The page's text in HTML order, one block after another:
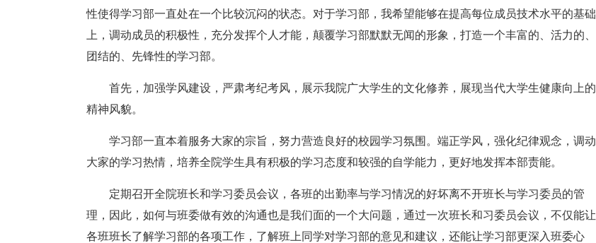
性使得学习部一直处在一个比较沉闷的状态。对于学习部，我希望能够在提高每位成员技术水平的基础
上，调动成员的积极性，充分发挥个人才能，颠覆学习部默默无闻的形象，打造一个丰富的、活力的、
团结的、先锋性的学习部。
首先，加强学风建设，严肃考纪考风，展示我院广大学生的文化修养，展现当代大学生健康向上的
精神风貌。
学习部一直本着服务大家的宗旨，努力营造良好的校园学习氛围。端正学风，强化纪律观念，调动
大家的学习热情，培养全院学生具有积极的学习态度和较强的自学能力，更好地发挥本部责能。
定期召开全院班长和学习委员会议，各班的出勤率与学习情况的好坏离不开班长与学习委员的管
理，因此，如何与班委做有效的沟通也是我们面的一个大问题，通过一次班长和习委员会议，不仅能让
各班班长了解学习部的各项工作，了解班上同学对学习部的意见和建议，还能让学习部更深入班委心